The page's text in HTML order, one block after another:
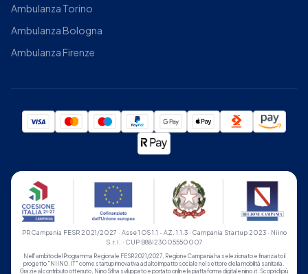
Ambulanza Torino
Ambulanza Bologna
Ambulanza Firenze
PR Campania FESR 2021/2027 · Asse 1 OS 1.1 - AZ. 1.1.3 · Campania Startup 2023 · Niino
S.r.l. · CUP B88I23005550007
Nell'ambito del Programma Regionale FESR 2021/2027, Regione Campania ha selezionato e finanziato il
progetto "NIINO.IT" come startup innovativa ad alto impatto sociale nel settore della mobilità sanitaria.
Grazie al contributo ottenuto, Niino Srl ha sviluppato e portato online la piattaforma digitale niino.it. Scopri di più